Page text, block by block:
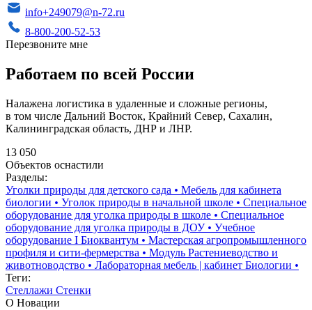
info+249079@n-72.ru
8-800-200-52-53
Перезвоните мне
Работаем по всей России
Налажена логистика в удаленные и сложные регионы,
в том числе Дальний Восток, Крайний Север, Сахалин,
Калининградская область, ДНР и ЛНР.
13 050
Объектов оснастили
Разделы:
Уголки природы для детского сада • Мебель для кабинета
биологии • Уголок природы в начальной школе • Специальное
оборудование для уголка природы в школе • Специальное
оборудование для уголка природы в ДОУ• Учебное
оборудование I Биоквантум • Мастерская агропромышленного
профиля и сити-фермерства • Модуль Растениеводство и
животноводство • Лабораторная мебель | кабинет Биологии •
Теги:
Стеллажи Стенки
О Новации